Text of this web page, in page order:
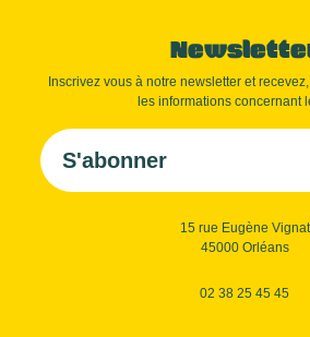
Inscrivez vous à notre newsletter et
les informations concernant
S'abonner
15 rue Eugène Vignat
45000 Orléans
02 38 25 45 45